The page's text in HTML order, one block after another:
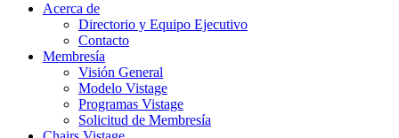
Acerca de
Directorio y Equipo Ejecutivo
Contacto
Membresía
Visión General
Modelo Vistage
Programas Vistage
Solicitud de Membresía